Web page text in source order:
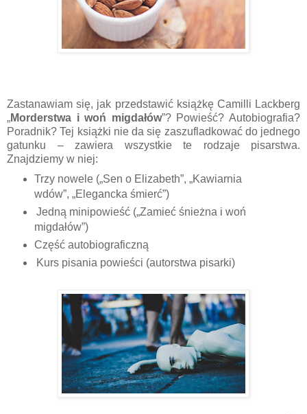
Zastanawiam się, jak przedstawić książkę Camilli Lackberg
„Morderstwa i woń migdałów”? Powieść? Autobiografia?
Poradnik? Tej książki nie da się zaszufladkować do jednego
gatunku – zawiera wszystkie te rodzaje pisarstwa.
Znajdziemy w niej:
Trzy nowele („Sen o Elizabeth”, „Kawiarnia
wdów”, „Elegancka śmierć”)
Jedną minipowieść („Zamieć śnieżna i woń
migdałów”)
Część autobiograficzną
Kurs pisania powieści (autorstwa pisarki)